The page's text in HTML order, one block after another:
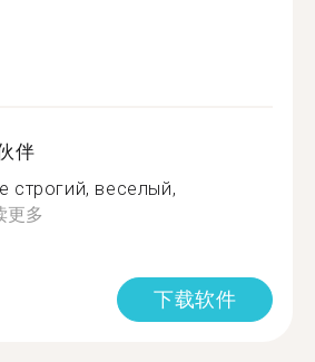
伴
веселый,
更多
下载软件